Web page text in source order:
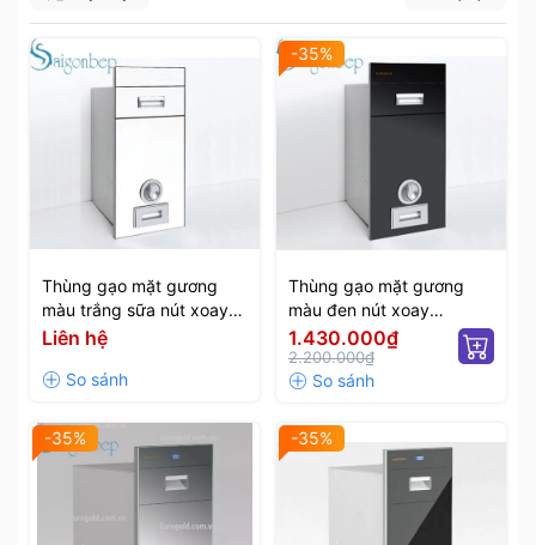
Thùng gạo mặt gương
màu trắng sữa nút xoay
Eurogold C300
Liên hệ
-35%
Thùng gạo mặt gương
màu đen nút xoay
Eurogold C300
1.430.000₫
2.200.000₫
-35% -35%